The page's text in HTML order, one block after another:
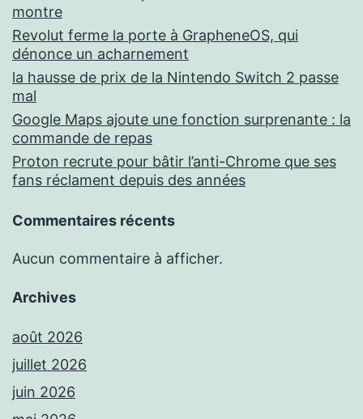
montre
Revolut ferme la porte à GrapheneOS, qui
dénonce un acharnement
la hausse de prix de la Nintendo Switch 2 passe
mal
Google Maps ajoute une fonction surprenante : la
commande de repas
Proton recrute pour bâtir l’anti-Chrome que ses
fans réclament depuis des années
Commentaires récents
Aucun commentaire à afficher.
Archives
août 2026
juillet 2026
juin 2026